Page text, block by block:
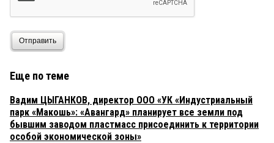
Отправить
Еще по теме
Вадим ЦЫГАНКОВ, директор ООО «УК «Индустриальный
парк «Макошь»: «Авангард» планирует все земли под
бывшим заводом пластмасс присоединить к территории
особой экономической зоны»